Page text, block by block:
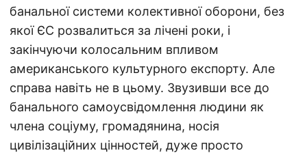
банальної системи колективної оборони, без
якої ЄС розвалиться за лічені роки, і
закінчуючи колосальним впливом
американського культурного експорту. Але
справа навіть не в цьому. Звузивши все до
банального самоусвідомлення людини як
члена соціуму, громадянина, носія
цивілізаційних цінностей, дуже просто